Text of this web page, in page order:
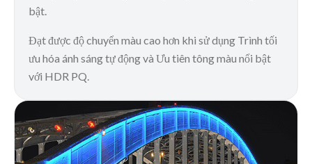
bật.
Đạt được độ chuyển màu cao hơn khi sử dụng Trình tối
ưu hóa ánh sáng tự động và Ưu tiên tông màu nổi bật
với HDR PQ.